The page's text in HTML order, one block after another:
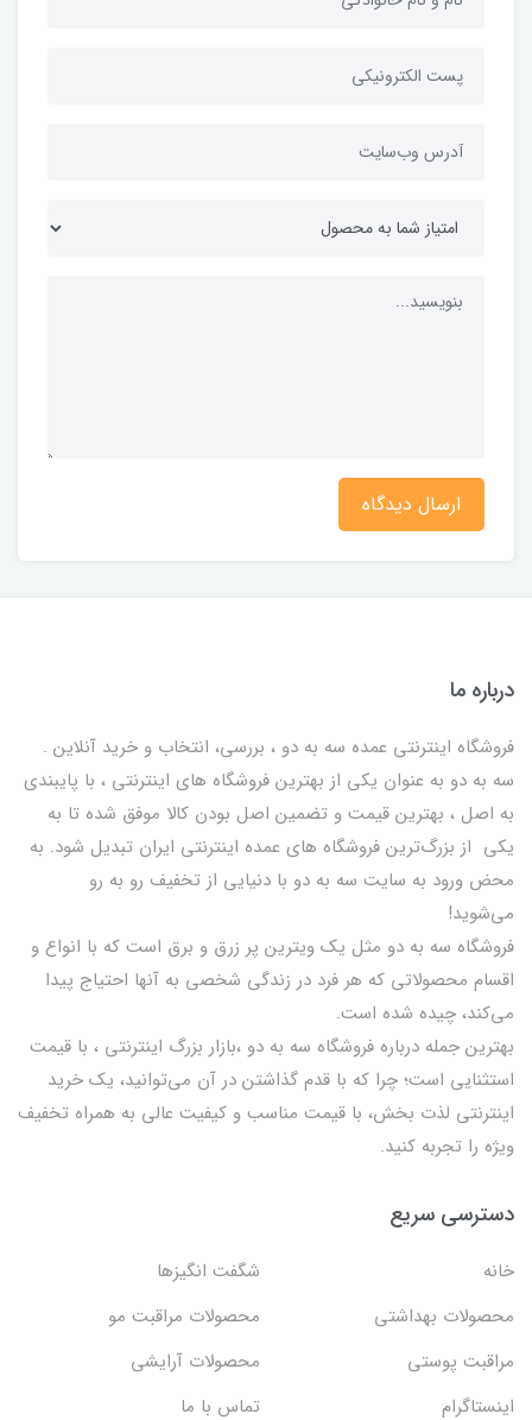
ارسال دیدگاه
درباره ما
فروشگاه اینترنتی عمده سه به دو ، بررسی، انتخاب و خرید آنلاین .
سه به دو به عنوان یکی از بهترين فروشگاه های اینترنتی ، با پایبندی
به اصل ، بهترين قيمت و تضمین اصل‌ بودن کالا موفق شده تا به
يكي از بزرگ‌ترين فروشگاه هاي عمده اینترنتی ایران تبدیل شود. به
محض ورود به سایت سه به دو با دنیایی از تخفيف رو به رو
می‌شوید!
فروشگاه سه به دو مثل یک ویترین پر زرق و برق است که با انواع و
اقسام محصولاتی که هر فرد در زندگی شخصی به آنها احتیاج پیدا
می‌کند، چیده شده است.
بهترين جمله درباره فروشگاه سه به دو ،بازار بزرگ اینترنتی ، با قيمت
استثنايي است؛ چرا که با قدم گذاشتن در آن می‌توانید، یک خرید
اینترنتی لذت بخش، با قیمت مناسب و کیفیت عالی به همراه تخفیف
ویژه را تجربه کنید.
دسترسی سریع
خانه
شگفت انگيزها
محصولات بهداشتي
محصولات مراقبت مو
مراقبت پوستی
محصولات آرایشی
اینستاگرام
تماس با ما